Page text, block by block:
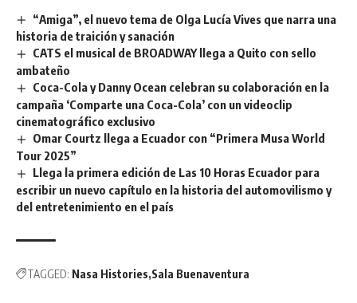
“Amiga”, el nuevo tema de Olga Lucía Vives que narra una
historia de traición y sanación
CATS el musical de BROADWAY llega a Quito con sello
ambateño
Coca-Cola y Danny Ocean celebran su colaboración en la
campaña ‘Comparte una Coca-Cola’ con un videoclip
cinematográfico exclusivo
Omar Courtz llega a Ecuador con “Primera Musa World
Tour 2025”
Llega la primera edición de Las 10 Horas Ecuador para
escribir un nuevo capítulo en la historia del automovilismo y
del entretenimiento en el país
TAGGED: Nasa Histories Sala Buenaventura